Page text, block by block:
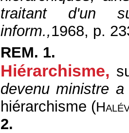
traitant d'un
inform.,1968, p.
REM. 1.
Hiérarchisme,
devenu ministre
hiérarchisme (
2.